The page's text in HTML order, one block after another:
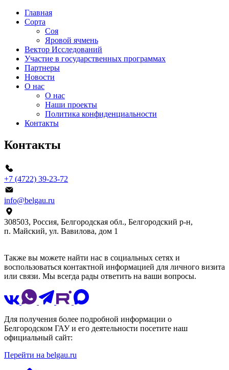
Главная
Сорта
Соя
Яровой ячмень
Вектор Исследований
Участие в государственных программах
Партнеры
Новости
О нас
О нас
Наши проекты
Политика конфиденциальности
Контакты
Контакты
+7 (4722) 39-23-72
info@belgau.ru
308503, Россия, Белгородская обл., Белгородский р‑н,
п. Майский, ул. Вавилова, дом 1
Также вы можете найти нас в социальных сетях и
воспользоваться контактной информацией для личного визита
или связи. Мы всегда рады ответить на ваши вопросы.
Для получения более подробной информации о
Белгородском ГАУ и его деятельности посетите наш
официальный сайт:
Перейти на belgau.ru